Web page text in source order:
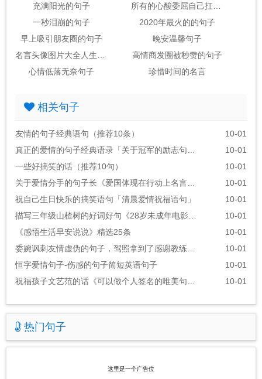
充满阳光的句子
一秒泪崩的句子
2020年最火的的句子
早上吸引朋友圈的句子
晚安温馨句子
高情商发圈被秒赞的句子
心情低落无奈句子
珍惜时间的名言
相关句子
友情的句子经典语句（推荐10条）
10-01
10-01
一些好搞笑的话（推荐10句）
10-01
10-01
祝自己生日快乐的搞笑语句「清晨爱情祝福语句」
10-01
10-01
《感悟生活早安说说》精选25条
10-01
10-01
恒字爱情句子-伤感的句子简短英语句子
10-01
10-01
热门句子
这里是一个广告位